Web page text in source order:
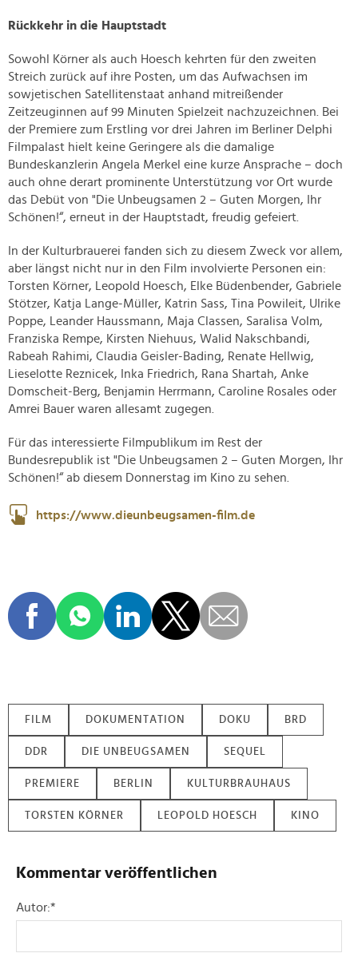
Rückkehr in die Hauptstadt
Sowohl Körner als auch Hoesch kehrten für den zweiten
Streich zurück auf ihre Posten, um das Aufwachsen im
sowjetischen Satellitenstaat anhand mitreißender
Zeitzeuginnen auf 99 Minuten Spielzeit nachzuzeichnen. Bei
der Premiere zum Erstling vor drei Jahren im Berliner Delphi
Filmpalast hielt keine Geringere als die damalige
Bundeskanzlerin Angela Merkel eine kurze Ansprache – doch
auch ohne derart prominente Unterstützung vor Ort wurde
das Debüt von "Die Unbeugsamen 2 – Guten Morgen, Ihr
Schönen!“, erneut in der Hauptstadt, freudig gefeiert.
In der Kulturbrauerei fanden sich zu diesem Zweck vor allem,
aber längst nicht nur in den Film involvierte Personen ein:
Torsten Körner, Leopold Hoesch, Elke Büdenbender, Gabriele
Stötzer, Katja Lange-Müller, Katrin Sass, Tina Powileit, Ulrike
Poppe, Leander Haussmann, Maja Classen, Saralisa Volm,
Franziska Rempe, Kirsten Niehuus, Walid Nakschbandi,
Rabeah Rahimi, Claudia Geisler-Bading, Renate Hellwig,
Lieselotte Reznicek, Inka Friedrich, Rana Shartah, Anke
Domscheit-Berg, Benjamin Herrmann, Caroline Rosales oder
Amrei Bauer waren allesamt zugegen.
Für das interessierte Filmpublikum im Rest der
Bundesrepublik ist "Die Unbeugsamen 2 – Guten Morgen, Ihr
Schönen!“ ab diesem Donnerstag im Kino zu sehen.
https://www.dieunbeugsamen-film.de
FILM DOKUMENTATION DOKU BRD
DDR DIE UNBEUGSAMEN SEQUEL
PREMIERE BERLIN KULTURBRAUHAUS
TORSTEN KÖRNER LEOPOLD HOESCH KINO
Kommentar veröffentlichen
Autor:*